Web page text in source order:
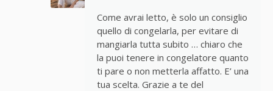
Come avrai letto, è solo un consiglio
quello di congelarla, per evitare di
mangiarla tutta subito … chiaro che
la puoi tenere in congelatore quanto
ti pare o non metterla affatto. E’ una
tua scelta. Grazie a te del